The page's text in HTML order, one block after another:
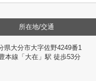
所在地/交通
県大分市大字佐野4249番1
本線「大在」駅 徒歩53分